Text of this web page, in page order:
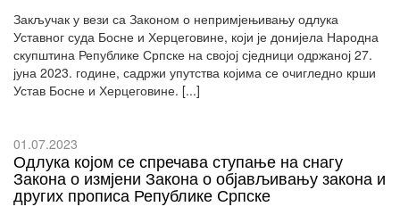
Закључак у вези са Законом о непримјењивању одлука
Уставног суда Босне и Херцеговине, који је донијела Народна
скупштина Републике Српске на својој сједници одржаној 27.
јуна 2023. године, садржи упутства којима се очигледно крши
Устав Босне и Херцеговине. [...]
01.07.2023
Одлука којом се спречава ступање на снагу
Закона о измјени Закона о објављивању закона и
других прописа Републике Српске